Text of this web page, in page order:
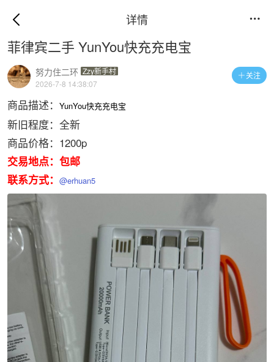
详情 
菲律宾二手 YunYou快充充电宝
关注
努力住二环 Zzy新手村
2026-7-8 14:38:07
商品描述： YunYou快充充电宝
新旧程度：全新
商品价格：1200p
交易地点：包邮
联系方式： @erhuan5